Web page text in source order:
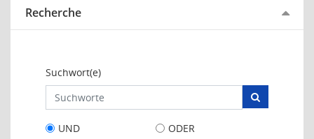
Recherche
Suchwort(e)
UND
ODER